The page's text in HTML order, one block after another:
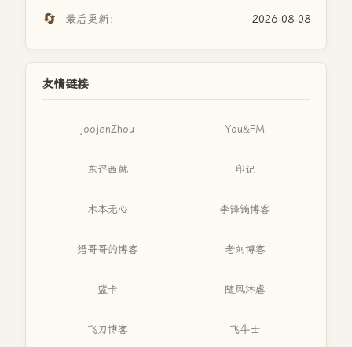
🔄 最后更新： 2026-08-08
友情链接
joojenZhou You&FM
东评西就 印记
木本无心 李锋镝博客
缙哥哥的博客 老刘博客
蓝卡 随风沐虐
飞刀博客 飞牛士